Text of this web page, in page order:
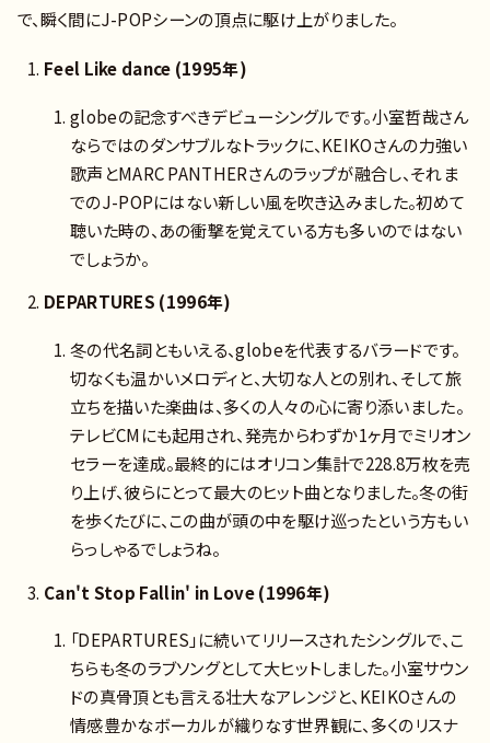
で、瞬く間にJ-POPシーンの頂点に駆け上がりました。
Feel Like dance (1995年)
globeの記念すべきデビューシングルです。小室哲哉さん
ならではのダンサブルなトラックに、KEIKOさんの力強い
歌声とMARC PANTHERさんのラップが融合し、それま
でのJ-POPにはない新しい風を吹き込みました。初めて
聴いた時の、あの衝撃を覚えている方も多いのではない
でしょうか。
DEPARTURES (1996年)
冬の代名詞ともいえる、globeを代表するバラードです。
切なくも温かいメロディと、大切な人との別れ、そして旅
立ちを描いた楽曲は、多くの人々の心に寄り添いました。
テレビCMにも起用され、発売からわずか1ヶ月でミリオン
セラーを達成。最終的にはオリコン集計で228.8万枚を売
り上げ、彼らにとって最大のヒット曲となりました。冬の街
を歩くたびに、この曲が頭の中を駆け巡ったという方もい
らっしゃるでしょうね。
Can't Stop Fallin' in Love (1996年)
「DEPARTURES」に続いてリリースされたシングルで、こ
ちらも冬のラブソングとして大ヒットしました。小室サウン
ドの真骨頂とも言える壮大なアレンジと、KEIKOさんの
情感豊かなボーカルが織りなす世界観に、多くのリスナ